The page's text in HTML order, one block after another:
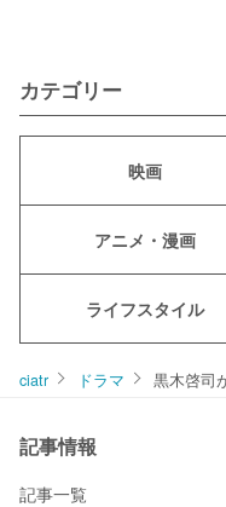
カテゴリー
映画
アニメ・漫画
ライフスタイル
ciatr ドラマ 黒木啓司
記事情報
記事一覧